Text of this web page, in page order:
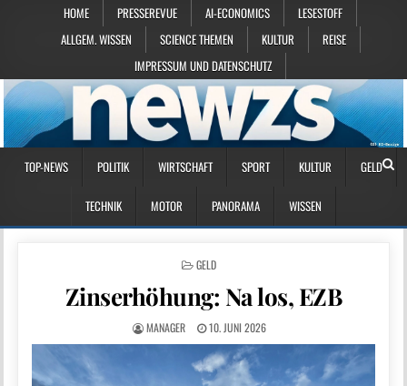
HOME PRESSEREVUE AI-ECONOMICS
LESESTOFF
ALLGEM. WISSEN
SCIENCE THEMEN KULTUR
REISE
IMPRESSUM UND DATENSCHUTZ
TOP-NEWS POLITIK WIRTSCHAFT SPORT KULTUR GELD
TECHNIK MOTOR PANORAMA WISSEN
POSTED IN
GELD
Zinserhöhung: Na los, EZB
MANAGER 10. JUNI 2026